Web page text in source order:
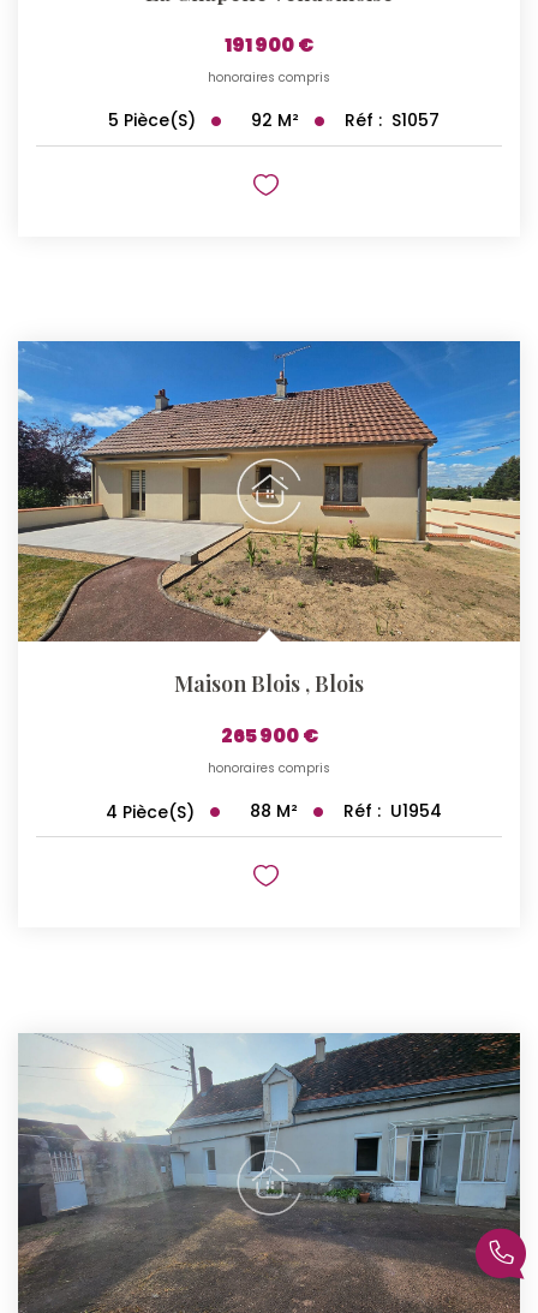
191 900 €
honoraires compris
5 Pièce(s) 92 M² Réf : S1057
Maison Blois ,Blois
265 900 €
honoraires compris
4 Pièce(s) 88 M² Réf : U1954